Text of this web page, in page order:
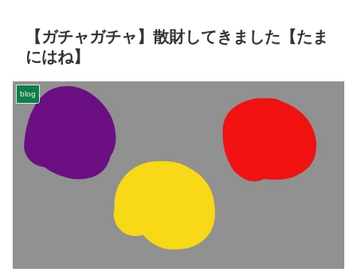
【ガチャガチャ】散財してきました【たま
にはね】
blog